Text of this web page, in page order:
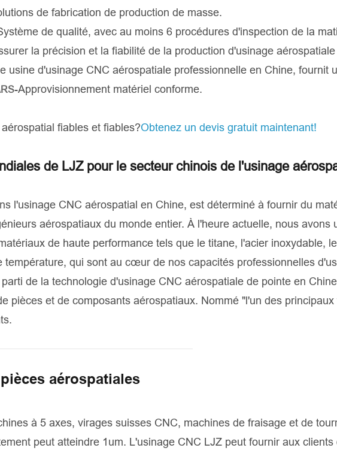
de fabrication de production de masse.
de qualité, avec au moins 6 procédures d'inspection de la
la précision et la fiabilité de la production d'usinage
usine d'usinage CNC aérospatiale professionnelle en Chine, fournit
-Approvisionnement matériel conforme.
fiables et fiables?Obtenez un devis gratuit maintenant!
de LJZ pour le secteur chinois de l'usinage
l'usinage CNC aérospatial en Chine, est déterminé à fournir du
aérospatiaux du monde entier. À l'heure actuelle, nous avons
de haute performance tels que le titane, l'acier inoxydable,
température, qui sont au cœur de nos capacités professionnelles
de la technologie d'usinage CNC aérospatiale de pointe en
pièces et de composants aérospatiaux. Nommé "l'un des
aérospatiales
à 5 axes, virages suisses CNC, machines de fraisage et de
peut atteindre 1um. L'usinage CNC LJZ peut fournir aux clients